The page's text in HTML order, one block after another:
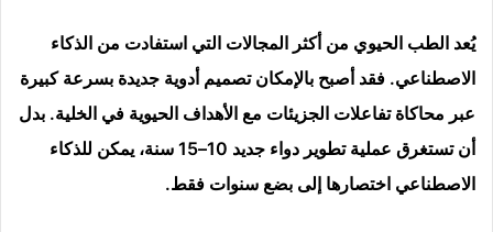
يُعد الطب الحيوي من أكثر المجالات التي استفادت من الذكاء
الاصطناعي. فقد أصبح بالإمكان تصميم أدوية جديدة بسرعة كبيرة
عبر محاكاة تفاعلات الجزيئات مع الأهداف الحيوية في الخلية. بدل
أن تستغرق عملية تطوير دواء جديد 10–15 سنة، يمكن للذكاء
الاصطناعي اختصارها إلى بضع سنوات فقط.